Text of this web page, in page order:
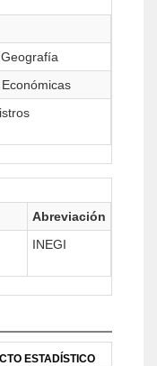
Abreviación
INEGI
ESTADÍSTICO